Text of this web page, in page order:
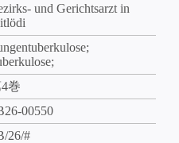
und Gerichtsarzt in
巻
00550
26/#